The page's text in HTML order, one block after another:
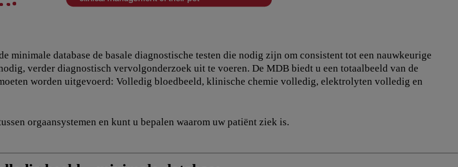
database de basale diagnostische testen die nodig zijn om consistent tot een nauwkeurige
verder diagnostisch vervolgonderzoek uit te voeren. De MDB biedt u een totaalbeeld van de
worden uitgevoerd: Volledig bloedbeeld, klinische chemie volledig, elektrolyten volledig en
orgaansystemen en kunt u bepalen waarom uw patiënt ziek is.